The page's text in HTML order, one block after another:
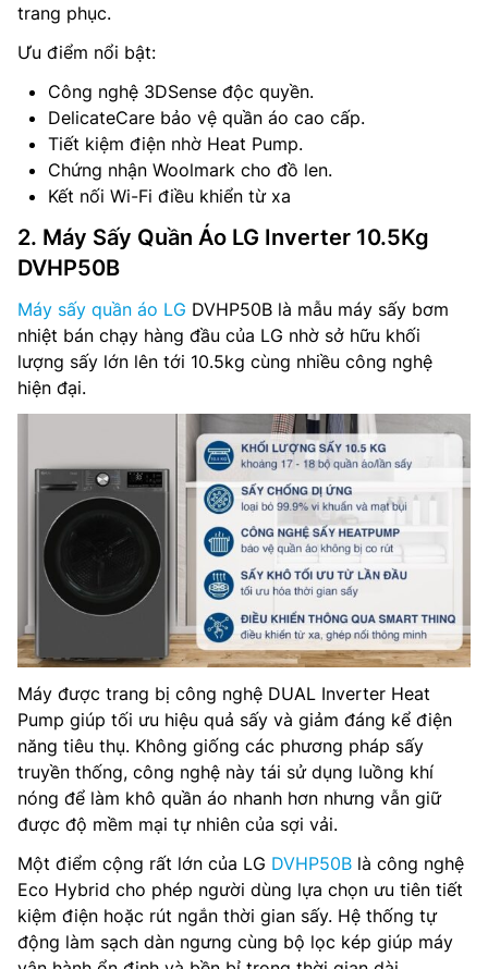
trang phục.
Ưu điểm nổi bật:
Công nghệ 3DSense độc quyền.
DelicateCare bảo vệ quần áo cao cấp.
Tiết kiệm điện nhờ Heat Pump.
Chứng nhận Woolmark cho đồ len.
Kết nối Wi-Fi điều khiển từ xa
2. Máy Sấy Quần Áo LG Inverter 10.5Kg
DVHP50B
Máy sấy quần áo LG DVHP50B là mẫu máy sấy bơm
nhiệt bán chạy hàng đầu của LG nhờ sở hữu khối
lượng sấy lớn lên tới 10.5kg cùng nhiều công nghệ
hiện đại.
Máy được trang bị công nghệ DUAL Inverter Heat
Pump giúp tối ưu hiệu quả sấy và giảm đáng kể điện
năng tiêu thụ. Không giống các phương pháp sấy
truyền thống, công nghệ này tái sử dụng luồng khí
nóng để làm khô quần áo nhanh hơn nhưng vẫn giữ
được độ mềm mại tự nhiên của sợi vải.
Một điểm cộng rất lớn của LG DVHP50B là công nghệ
Eco Hybrid cho phép người dùng lựa chọn ưu tiên tiết
kiệm điện hoặc rút ngắn thời gian sấy. Hệ thống tự
động làm sạch dàn ngưng cùng bộ lọc kép giúp máy